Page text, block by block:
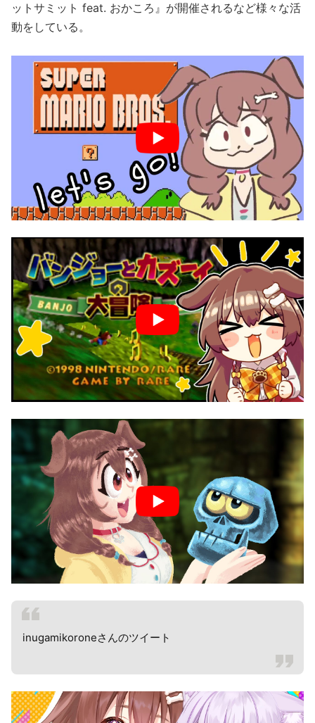
ットサミット feat. おかころ』が開催されるなど様々な活
動をしている。
inugamikoroneさんのツイート